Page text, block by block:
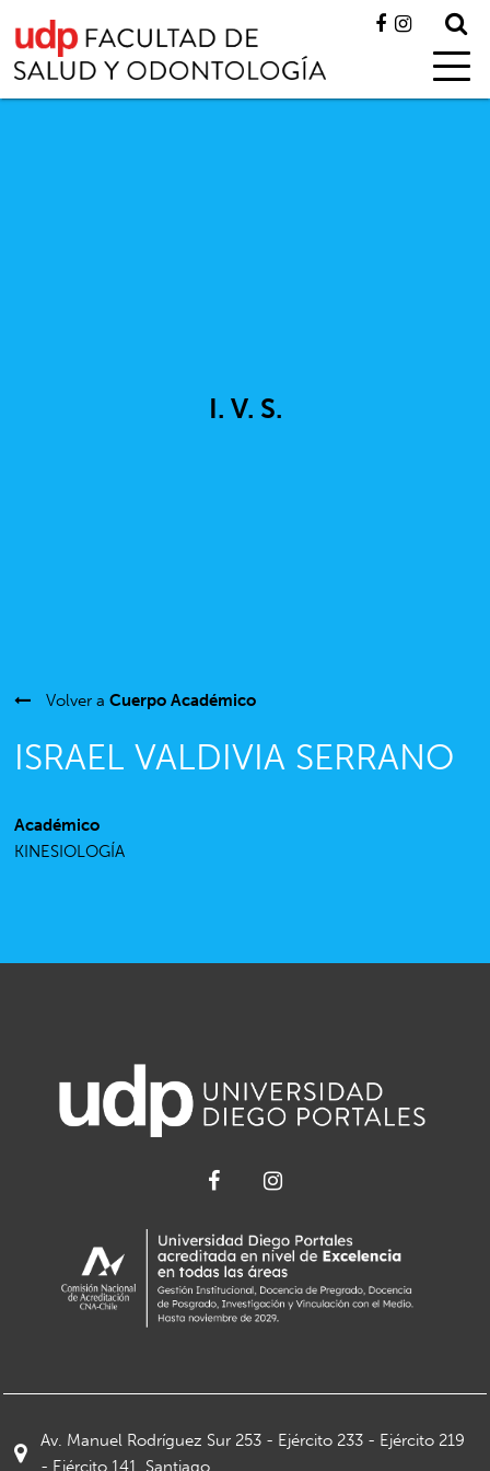
I. V. S.
Volver aCuerpo Académico
ISRAEL VALDIVIA SERRANO
Académico
KINESIOLOGÍA
Av. Manuel Rodríguez Sur 253 - Ejército 233 - Ejército 219
- Ejército 141, Santiago.